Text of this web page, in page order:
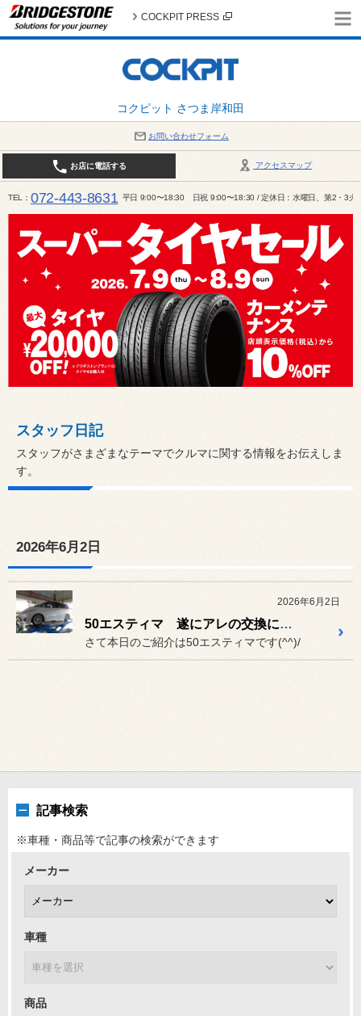
コクピット さつま岸和田
COCKPIT PRESS
お問い合わせフォーム
アクセスマップ
お店に電話する
TEL 072-443-8631 平日 9:00〜18:30 日祝 9:00〜18:30 / 定休日：水曜日、第2・3火
スタッフ日記
スタッフがさまざまなテーマでクルマに関する情報をお伝えしま
す。
2026年6月2日
2026年6月2日
50エスティマ 遂にアレの交換に着手！
さて本日のご紹介は50エスティマです(^^)/
記事検索
※車種・商品等で記事の検索ができます
メーカー
車種
商品